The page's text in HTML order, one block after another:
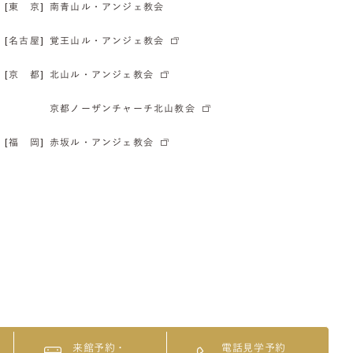
[東 京] 南青山ル・アンジェ教会
[名古屋] 覚王山ル・アンジェ教会
[京 都] 北山ル・アンジェ教会
京都ノーザンチャーチ北山教会
[福 岡] 赤坂ル・アンジェ教会
来館予約・ 電話見学予約